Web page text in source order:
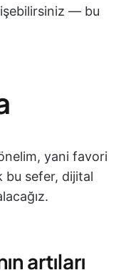
— bu
yani favori
bu sefer, dijital
artıları